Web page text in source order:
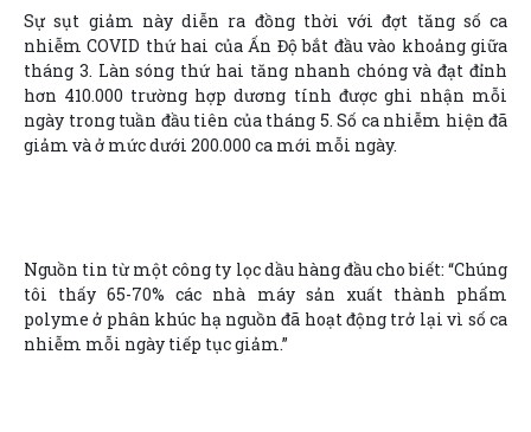
Sự sụt giảm này diễn ra đồng thời với đợt tăng số ca
nhiễm COVID thứ hai của Ấn Độ bắt đầu vào khoảng giữa
tháng 3. Làn sóng thứ hai tăng nhanh chóng và đạt đỉnh
hơn 410.000 trường hợp dương tính được ghi nhận mỗi
ngày trong tuần đầu tiên của tháng 5. Số ca nhiễm hiện đã
giảm và ở mức dưới 200.000 ca mới mỗi ngày.
Nguồn tin từ một công ty lọc dầu hàng đầu cho biết: “Chúng
tôi thấy 65-70% các nhà máy sản xuất thành phẩm
polyme ở phân khúc hạ nguồn đã hoạt động trở lại vì số ca
nhiễm mỗi ngày tiếp tục giảm.”